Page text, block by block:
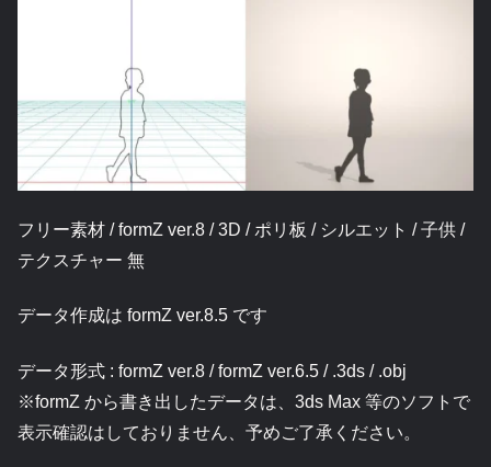
フリー素材 / formZ ver.8 / 3D / ポリ板 / シルエット / 子供 /
テクスチャー 無
データ作成は formZ ver.8.5 です
データ形式 : formZ ver.8 / formZ ver.6.5 / .3ds / .obj
※formZ から書き出したデータは、3ds Max 等のソフトで
表示確認はしておりません、予めご了承ください。